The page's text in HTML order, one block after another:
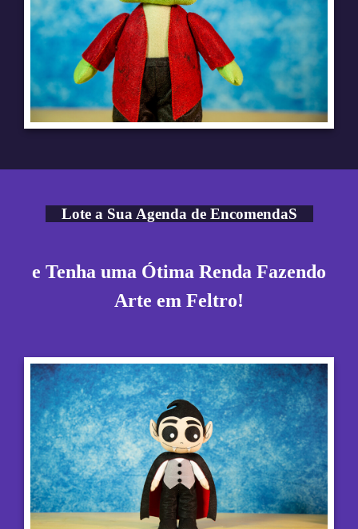
Lote a Sua Agenda de EncomendaS
e Tenha uma Ótima Renda Fazendo
Arte em Feltro!